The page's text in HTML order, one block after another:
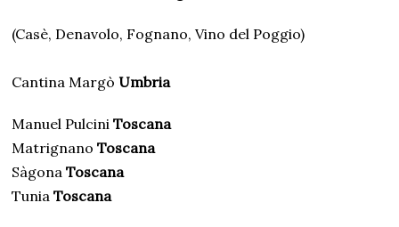
(⁠Casè, Denavolo, Fognano, Vino del Poggio)
Cantina Margò Umbria
Manuel PulciniToscana
MatrignanoToscana
SàgonaToscana
TuniaToscana